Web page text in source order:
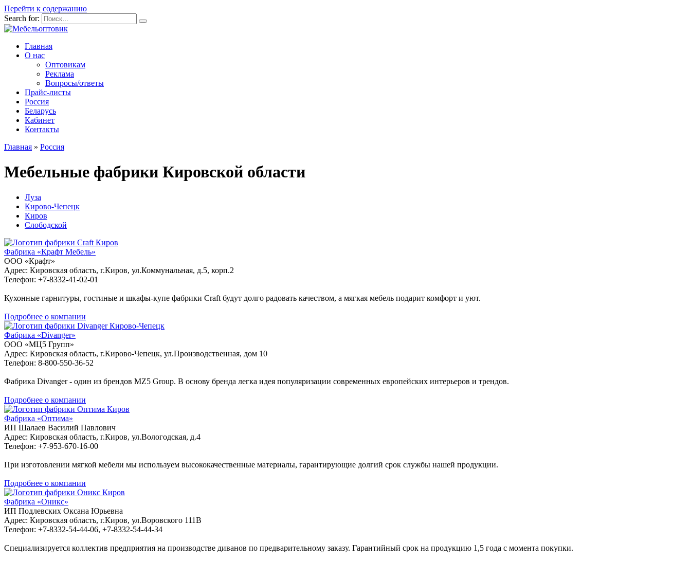
Перейти к содержанию
Search for:
Главная
О нас
Оптовикам
Реклама
Вопросы/ответы
Прайс-листы
Россия
Беларусь
Кабинет
Контакты
Главная » Россия
Мебельные фабрики Кировской области
Луза
Кирово-Чепецк
Киров
Слободской
Киров
Фабрика «Крафт Мебель»
ООО «Крафт»
Адрес: Кировская область, г.Киров, ул.Коммунальная, д.5, корп.2
Телефон: +7-8332-41-02-01
Кухонные гарнитуры, гостиные и шкафы-купе фабрики Craft будут долго радовать качеством, а мягкая мебель подарит комфорт и уют.
Подробнее о компании
Кирово-Чепецк
Фабрика «Divanger»
ООО «МЦ5 Групп»
Адрес: Кировская область, г.Кирово-Чепецк, ул.Производственная, дом 10
Телефон: 8-800-550-36-52
Фабрика Divanger - один из брендов MZ5 Group. В основу бренда легка идея популяризации современных европейских интерьеров и трендов.
Подробнее о компании
Киров
Фабрика «Оптима»
ИП Шалаев Василий Павлович
Адрес: Кировская область, г.Киров, ул.Вологодская, д.4
Телефон: +7-953-670-16-00
При изготовлении мягкой мебели мы используем высококачественные материалы, гарантирующие долгий срок службы нашей продукции.
Подробнее о компании
Киров
Фабрика «Оникс»
ИП Подлевских Оксана Юрьевна
Адрес: Кировская область, г.Киров, ул.Воровского 111В
Телефон: +7-8332-54-44-06, +7-8332-54-44-34
Специализируется коллектив предприятия на производстве диванов по предварительному заказу. Гарантийный срок на продукцию 1,5 года с момента покупки.